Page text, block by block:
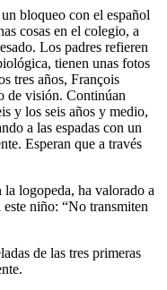
bloqueo con el español
cosas en el colegio, a
Los padres refieren
tienen unas fotos
tres años, François
de visión. Continúan
y los seis años y medio,
a las espadas con un
Esperan que a través
logopeda, ha valorado a
niño: “No transmiten
de las tres primeras